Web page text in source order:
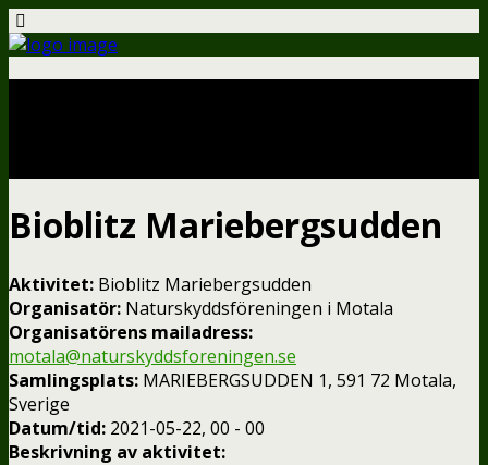
Bioblitz Mariebergsudden
Aktivitet: Bioblitz Mariebergsudden
Organisatör: Naturskyddsföreningen i Motala
Organisatörens mailadress:
motala@naturskyddsforeningen.se
Samlingsplats: MARIEBERGSUDDEN 1, 591 72 Motala,
Sverige
Datum/tid: 2021-05-22, 00 - 00
Beskrivning av aktivitet: